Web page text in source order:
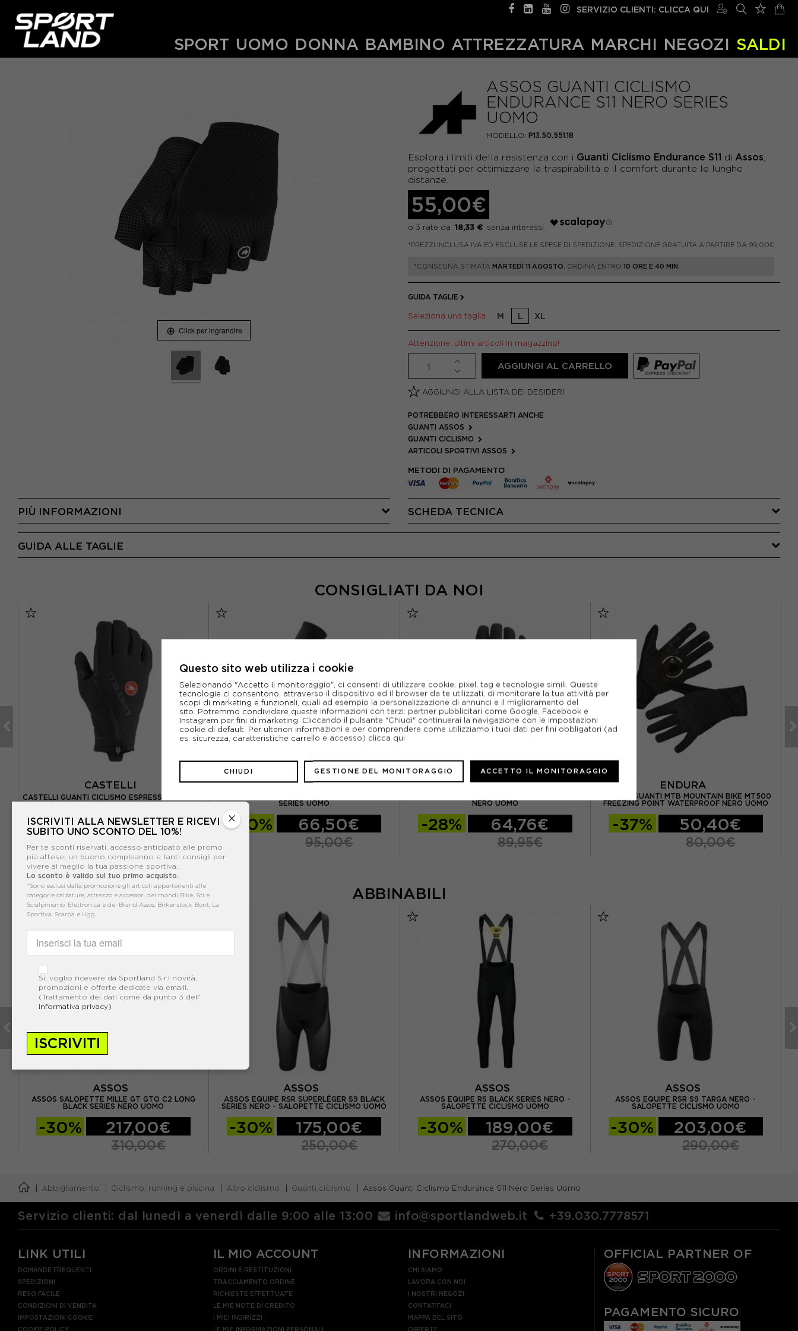
SERVIZIO CLIENTI: CLICCA QUI
SPORT UOMO DONNA BAMBINO ATTREZZATURA MARCHI NEGOZI SALDI
Click per ingrandire
ASSOS GUANTI CICLISMO
ENDURANCE S11 NERO SERIES
UOMO
MODELLO: P13.50.551.18
Esplora i limiti della resistenza con i Guanti Ciclismo Endurance S11 di Assos
progettati per ottimizzare la traspirabilità e il comfort durante le lunghe
distanze.
55,00€
18,33 €
*PREZZI INCLUSA IVA ED ESCLUSE LE SPESE DI SPEDIZIONE. SPEDIZIONE GRATUITA A PARTIRE DA 99,00€
*CONSEGNA STIMATA MARTEDÌ 11 AGOSTO. ORDINA ENTRO 10 ORE E 40 MIN.
GUIDA TAGLIE
Seleziona una taglia M L XL
Attenzione: ultimi articoli in magazzino!
AGGIUNGI AL CARRELLO
AGGIUNGI ALLA LISTA DEI DESIDERI
POTREBBERO INTERESSARTI ANCHE
GUANTI ASSOS
GUANTI CICLISMO
ARTICOLI SPORTIVI ASSOS
METODI DI PAGAMENTO
PIÙ INFORMAZIONI SCHEDA TECNICA
GUIDA ALLE TAGLIE
CONSIGLIATI DA NOI
CASTELLI
CASTELLI GUANTI CICLISMO ESPRESSO GT NERO
-30% 87,47€
ASSOS
SERIES UOMO
-30% 66,50€
95,00€
CASTELLI
NERO UOMO
-28% 64,76€
89,95€
ENDURA
ENDURA GUANTI MTB MOUNTAIN BIKE MT500
FREEZING POINT WATERPROOF NERO UOMO
-37% 50,40€
80,00€
ABBINABILI
ASSOS
ASSOS SALOPETTE MILLE GT GTO C2 LONG
BLACK SERIES NERO UOMO
-30% 217,00€
310,00€
ASSOS
ASSOS EQUIPE RSR SUPERLÉGER S9 BLACK
SERIES NERO - SALOPETTE CICLISMO UOMO
-30% 175,00€
250,00€
ASSOS
ASSOS EQUIPE RS BLACK SERIES NERO -
SALOPETTE CICLISMO UOMO
-30% 189,00€
270,00€
ASSOS
ASSOS EQUIPE RSR S9 TARGA NERO -
SALOPETTE CICLISMO UOMO
-30% 203,00€
290,00€
Abbigliamento Ciclismo, running e piscina Altro ciclismo Guanti ciclismo Assos Guanti Ciclismo Endurance S11 Nero Series Uomo
×
ISCRIVITI ALLA NEWSLETTER E RICEVI
SUBITO UNO SCONTO DEL 10%!
Per te sconti riservati, accesso anticipato alle promo
più attese, un buono compleanno e tanti consigli per
vivere al meglio la tua passione sportiva.
Lo sconto è valido sul tuo primo acquisto.
*Sono esclusi dalla promozione gli articoli appartenenti alle
categorie calzature, attrezzo e accessori dei mondi Bike, Sci e
Scialpinismo, Elettronica e dei Brand Assos, Birkenstock, Bont, La
Sportiva, Scarpa e Ugg.
Si, voglio ricevere da Sportland S.r.l novità,
promozioni e offerte dedicate via email!.
(Trattamento dei dati come da punto 3 dell'
informativa privacy)
ISCRIVITI
Servizio clienti: dal lunedì a venerdì dalle 9:00 alle 13:00 info@sportlandweb.it +39.030.7778571
LINK UTILI
DOMANDE FREQUENTI
SPEDIZIONI
RESO FACILE
CONDIZIONI DI VENDITA
IMPOSTAZIONI COOKIE
COOKIE POLICY
IL MIO ACCOUNT
ORDINI E RESTITUZIONI
TRACCIAMENTO ORDINE
RICHIESTE EFFETTUATE
LE MIE NOTE DI CREDITO
I MIEI INDIRIZZI
LE MIE INFORMAZIONI PERSONALI
INFORMAZIONI
CHI SIAMO
LAVORA CON NOI
I NOSTRI NEGOZI
CONTATTACI
MAPPA DEL SITO
OFFERTE
OFFICIAL PARTNER OF
PAGAMENTO SICURO
Questo sito web utilizza i cookie
Selezionando "Accetto il monitoraggio", ci consenti di utilizzare cookie, pixel, tag e tecnologie simili. Queste
tecnologie ci consentono, attraverso il dispositivo ed il browser da te utilizzati, di monitorare la tua attività per
scopi di marketing e funzionali, quali ad esempio la personalizzazione di annunci e il miglioramento del
sito. Potremmo condividere queste informazioni con terzi: partner pubblicitari come Google, Facebook e
Instagram per fini di marketing. Cliccando il pulsante "Chiudi" continuerai la navigazione con le impostazioni
cookie di default. Per ulteriori informazioni e per comprendere come utilizziamo i tuoi dati per fini obbligatori (ad
es. sicurezza, caratteristiche carrello e accesso) clicca qui
CHIUDI GESTIONE DEL MONITORAGGIO ACCETTO IL MONITORAGGIO